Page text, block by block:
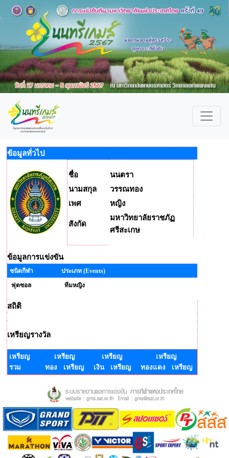
ข้อมูลทั่วไป
ชื่อ
นนตรา
นามสกุล
วรรณทอง
เพศ
หญิง
สังกัด
มหาวิทยาลัยราชภัฏ
ศรีสะเกษ
ข้อมูลการแข่งขัน
ชนิดกีฬา
ประเภท (Events)
ฟุตซอล
ทีมหญิง
สถิติ
เหรียญรางวัล
เหรียญ
รวม
เหรียญ
ทอง เหรียญ
เหรียญ
เงิน เหรียญ
เหรียญ
ทองแดง เหรียญ